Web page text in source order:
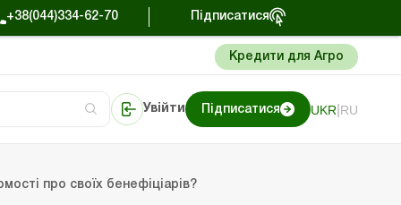
+38(044)334-62-70 Підписатися
Кредити для Агро
Увійти Підписатися UKR RU
про своїх бенефіціарів?